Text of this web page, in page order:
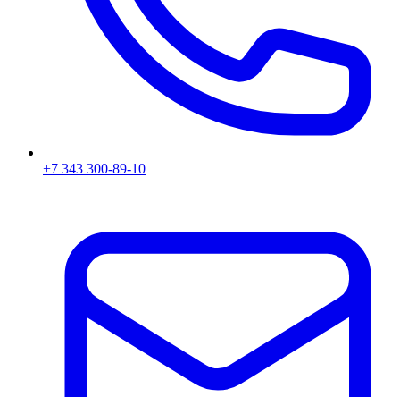
+7 343 300-89-10